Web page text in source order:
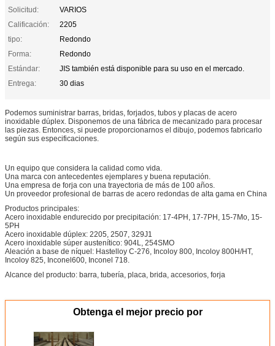
Solicitud:
VARIOS
Calificación:
2205
tipo:
Redondo
Forma:
Redondo
Estándar:
JIS también está disponible para su uso en el mercado.
Entrega:
30 dias
Podemos suministrar barras, bridas, forjados, tubos y placas de acero
inoxidable dúplex. Disponemos de una fábrica de mecanizado para procesar
las piezas. Entonces, si puede proporcionarnos el dibujo, podemos fabricarlo
según sus especificaciones.
Un equipo que considera la calidad como vida.
Una marca con antecedentes ejemplares y buena reputación.
Una empresa de forja con una trayectoria de más de 100 años.
Un proveedor profesional de barras de acero redondas de alta gama en China
Productos principales:
Acero inoxidable endurecido por precipitación: 17-4PH, 17-7PH, 15-7Mo, 15-
5PH
Acero inoxidable dúplex: 2205, 2507, 329J1
Acero inoxidable súper austenítico: 904L, 254SMO
Aleación a base de níquel: Hastelloy C-276, Incoloy 800, Incoloy 800H/HT,
Incoloy 825, Inconel600, Inconel 718.
Alcance del producto: barra, tubería, placa, brida, accesorios, forja
Obtenga el mejor precio por